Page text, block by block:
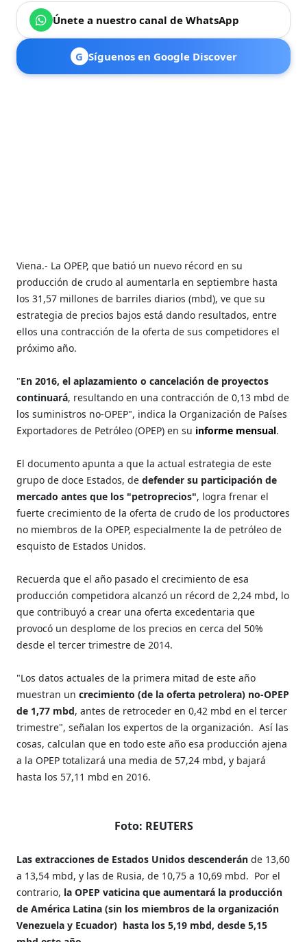
Únete a nuestro canal de WhatsApp
G Síguenos en Google Discover
Viena.- La OPEP, que batió un nuevo récord en su
producción de crudo al aumentarla en septiembre hasta
los 31,57 millones de barriles diarios (mbd), ve que su
estrategia de precios bajos está dando resultados, entre
ellos una contracción de la oferta de sus competidores el
próximo año.
"En 2016, el aplazamiento o cancelación de proyectos
continuará, resultando en una contracción de 0,13 mbd de
los suministros no-OPEP", indica la Organización de Países
Exportadores de Petróleo (OPEP) en su informe mensual.
El documento apunta a que la actual estrategia de este
grupo de doce Estados, dedefender su participación de
mercado antes que los "petroprecios", logra frenar el
fuerte crecimiento de la oferta de crudo de los productores
no miembros de la OPEP, especialmente la de petróleo de
esquisto de Estados Unidos.
Recuerda que el año pasado el crecimiento de esa
producción competidora alcanzó un récord de 2,24 mbd, lo
que contribuyó a crear una oferta excedentaria que
provocó un desplome de los precios en cerca del 50%
desde el tercer trimestre de 2014.
"Los datos actuales de la primera mitad de este año
muestran un crecimiento (de la oferta petrolera) no-OPEP
de 1,77 mbd, antes de retroceder en 0,42 mbd en el tercer
trimestre", señalan los expertos de la organización. Así las
cosas, calculan que en todo este año esa producción ajena
a la OPEP totalizará una media de 57,24 mbd, y bajará
hasta los 57,11 mbd en 2016.
Foto: REUTERS
Las extracciones de Estados Unidos descenderánde 13,60
a 13,54 mbd, y las de Rusia, de 10,75 a 10,69 mbd. Por el
contrario, la OPEP vaticina que aumentará la producción
de América Latina (sin los miembros de la organización
Venezuela y Ecuador) hasta los 5,19 mbd, desde 5,15